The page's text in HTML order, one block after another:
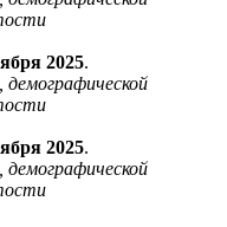
2025.
2025.